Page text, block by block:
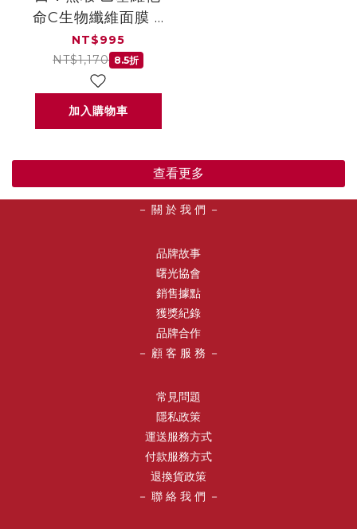
命C生物纖維面膜 3
片/盒
NT$995
NT$1,170 8.5折
加入購物車
查看更多
－ 關 於 我 們 －
品牌故事
曙光協會
銷售據點
獲獎紀錄
品牌合作
－ 顧 客 服 務 －
常見問題
隱私政策
運送服務方式
付款服務方式
退換貨政策
－ 聯 絡 我 們 －